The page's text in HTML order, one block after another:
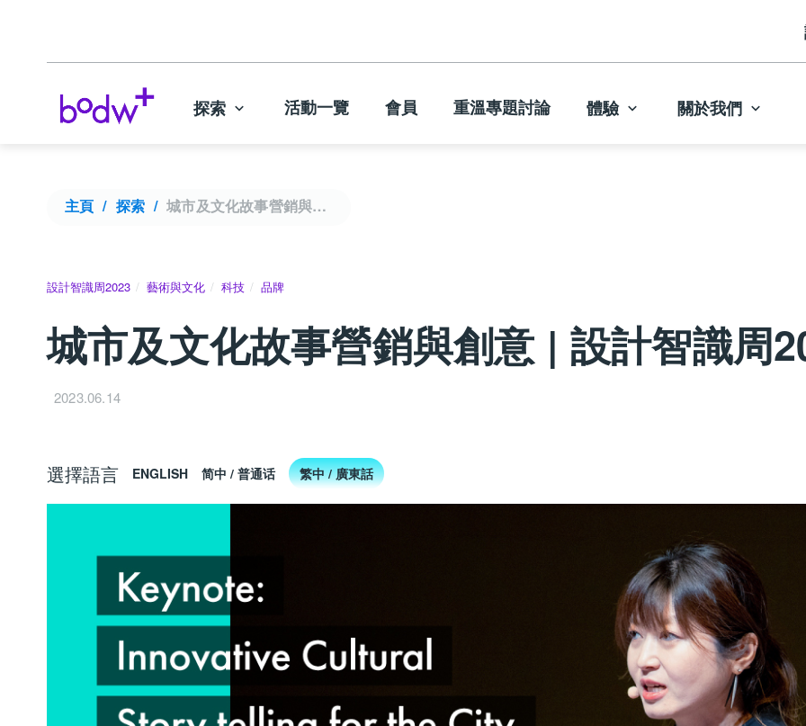
探索 活動一覽 會員 重溫專題討論 體驗 關於我們
主頁 探索 城市及文化故事營銷與創意 | 設計智識周2023
設計智識周2023 藝術與文化 科技 品牌
城市及文化故事營銷與創意 | 設計智識周
2023.06.14
選擇語言 ENGLISH 简中 / 普通话 繁中 / 廣東話